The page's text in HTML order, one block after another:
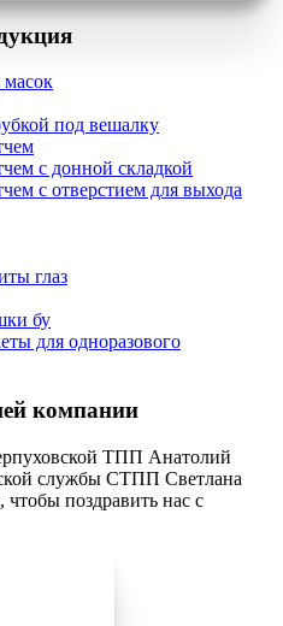
под вешалку
с донной складкой
с отверстием для выхода
глаз
бу
для одноразового
компании
ТПП Анатолий
службы СТПП Светлана
поздравить нас с